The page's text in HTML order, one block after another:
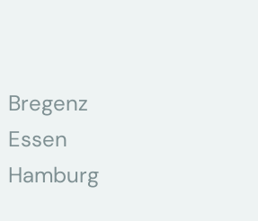
Bregenz
Essen
Hamburg